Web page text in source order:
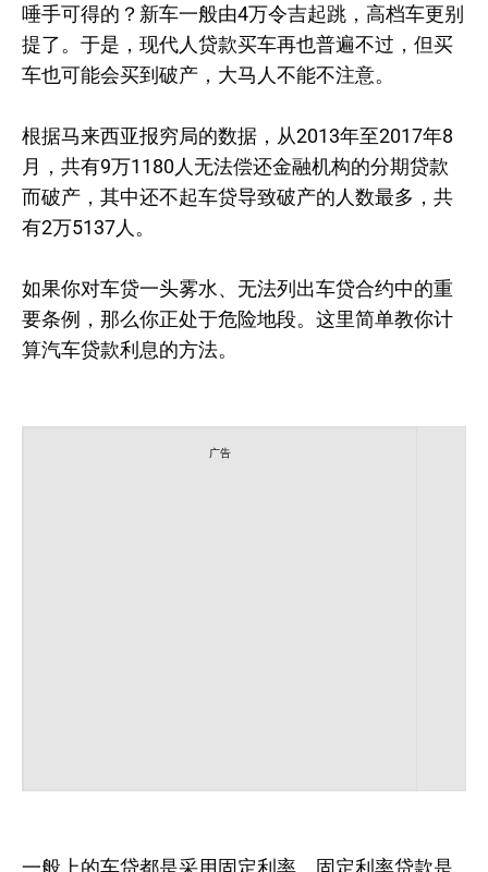
唾手可得的？新车一般由4万令吉起跳，高档车更别
提了。于是，现代人贷款买车再也普遍不过，但买
车也可能会买到破产，大马人不能不注意。
根据马来西亚报穷局的数据，从2013年至2017年8
月，共有9万1180人无法偿还金融机构的分期贷款
而破产，其中还不起车贷导致破产的人数最多，共
有2万5137人。
如果你对车贷一头雾水、无法列出车贷合约中的重
要条例，那么你正处于危险地段。这里简单教你计
算汽车贷款利息的方法。
广告
一般上的车贷都是采用固定利率。固定利率贷款是